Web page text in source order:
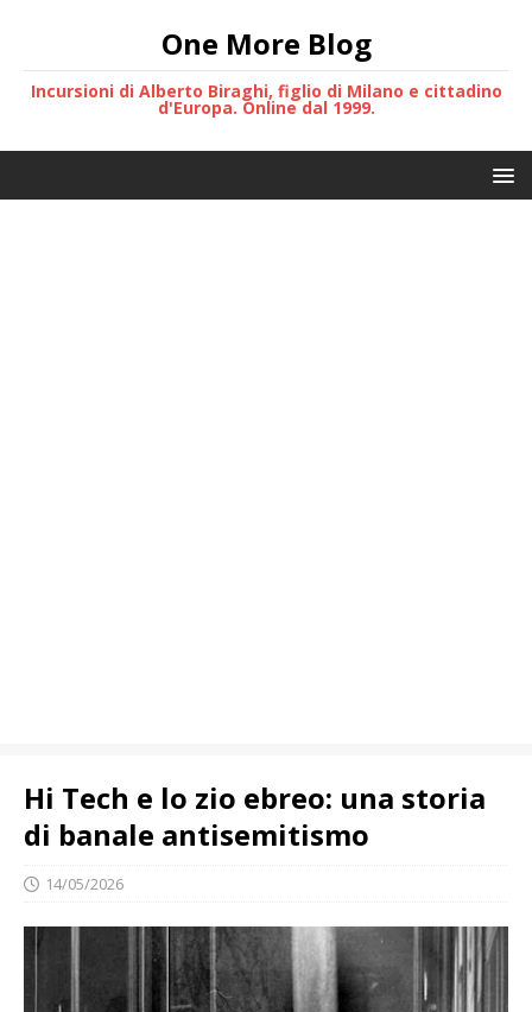
One More Blog
Incursioni di Alberto Biraghi, figlio di Milano e cittadino
d'Europa. Online dal 1999.
Hi Tech e lo zio ebreo: una storia
di banale antisemitismo
14/05/2026